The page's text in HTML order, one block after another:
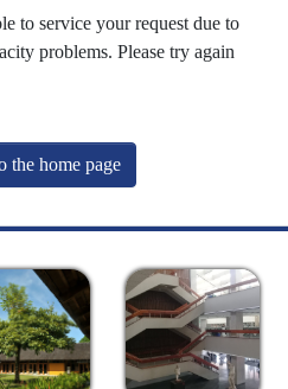
to service your request due to
problems. Please try again
the home page